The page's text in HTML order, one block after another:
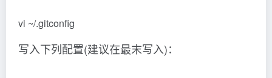
vi ~/.gitconfig
写入下列配置(建议在最末写入)：